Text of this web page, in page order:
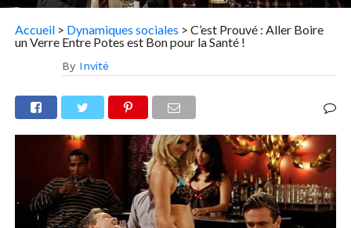
Accueil> Dynamiques sociales > C’est Prouvé : Aller Boire
un Verre Entre Potes est Bon pour la Santé !
By Invité